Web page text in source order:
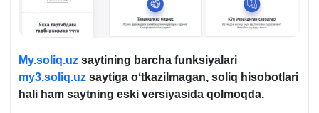
My.soliq.uz saytining barcha funksiyalari
my3.soliq.uz saytiga oʻtkazilmagan, soliq hisobotlari
hali ham saytning eski versiyasida qolmoqda.